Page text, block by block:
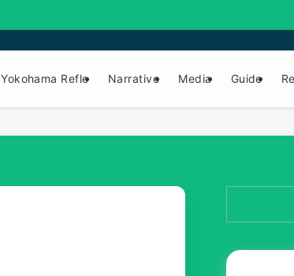
Yokohama Refle Narrative Media Guide